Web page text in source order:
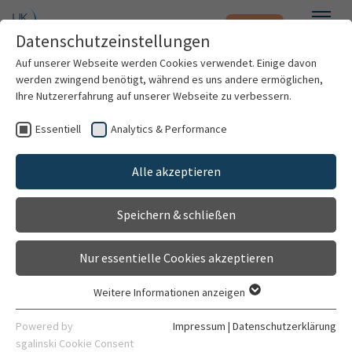
Zum Hauptinhalt springen Notfall
Patienten & Besucher
Kliniken & Institute
Forschung
Karriere
Pascal Philipp Schlegel
Assistenzarzt/-ärztin
Klinik für Kardiologie, Angiologie, Pneumologie
Datenschutzeinstellungen
Auf unserer Webseite werden Cookies verwendet. Einige davon
werden zwingend benötigt, während es uns andere ermöglichen,
Ihre Nutzererfahrung auf unserer Webseite zu verbessern.
Essentiell Analytics & Performance
Alle akzeptieren
Speichern & schließen
Nur essentielle Cookies akzeptieren
Essentielle Cookies werden für grundlegende Funktionen der
Webseite benötigt. Dadurch ist gewährleistet, dass die
Weitere Informationen anzeigen
Powered by
sgalinski Cookie Consent
Impressum | Datenschutzerklärung